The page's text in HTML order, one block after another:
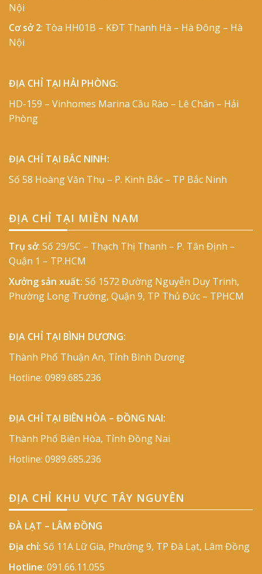
Nội
Cơ sở 2: Tòa HH01B – KĐT Thanh Hà – Hà Đông – Hà
Nội
ĐỊA CHỈ TẠI HẢI PHÒNG:
HD-159 – Vinhomes Marina Cầu Rào – Lê Chân – Hải
Phòng
ĐỊA CHỈ TẠI BẮC NINH:
Số 58 Hoàng Văn Thụ – P. Kinh Bắc – TP Bắc Ninh
ĐỊA CHỈ TẠI MIỀN NAM
Trụ sở: Số 29/5C – Thạch Thị Thanh – P. Tân Định –
Quận 1 – TP.HCM
Xưởng sản xuất: Số 1572 Đường Nguyễn Duy Trinh,
Phường Long Trường, Quận 9, TP Thủ Đức – TPHCM
ĐỊA CHỈ TẠI BÌNH DƯƠNG:
Thành Phố Thuận An, Tỉnh Bình Dương
Hotline: 0989.685.236
ĐỊA CHỈ TẠI BIÊN HÒA – ĐỒNG NAI:
Thành Phố Biên Hòa, Tỉnh Đồng Nai
Hotline: 0989.685.236
ĐỊA CHỈ KHU VỰC TÂY NGUYÊN
ĐÀ LẠT – LÂM ĐỒNG
Địa chỉ: Số 11A Lữ Gia, Phường 9, TP Đà Lạt, Lâm Đồng
Hotline: 091.66.11.055